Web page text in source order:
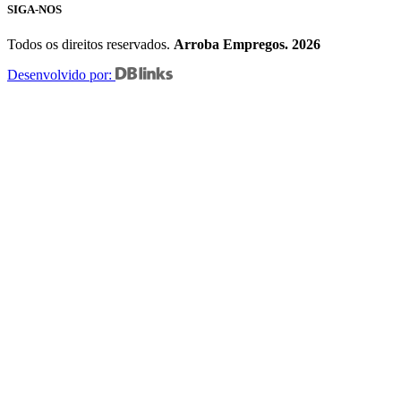
SIGA-NOS
Todos os direitos reservados. Arroba Empregos. 2026
Desenvolvido por: